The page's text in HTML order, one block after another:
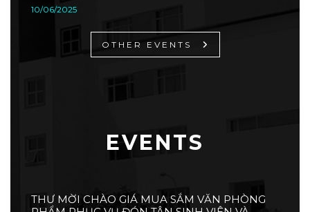
10/06/2025
OTHER EVENTS
EVENTS
THƯ MỜI CHÀO GIÁ MUA SẮM VĂN PHÒNG